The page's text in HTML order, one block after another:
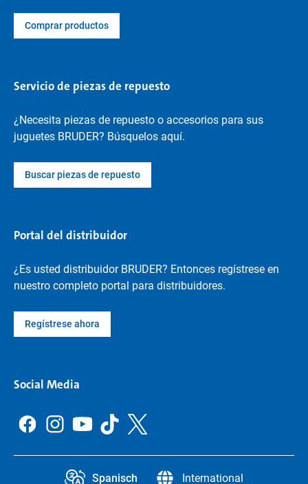
Comprar productos
Servicio de piezas de repuesto
¿Necesita piezas de repuesto o accesorios para sus
juguetes BRUDER? Búsquelos aquí.
Buscar piezas de repuesto
Portal del distribuidor
¿Es usted distribuidor BRUDER? Entonces regístrese en
nuestro completo portal para distribuidores.
Regístrese ahora
Social Media
Spanisch International